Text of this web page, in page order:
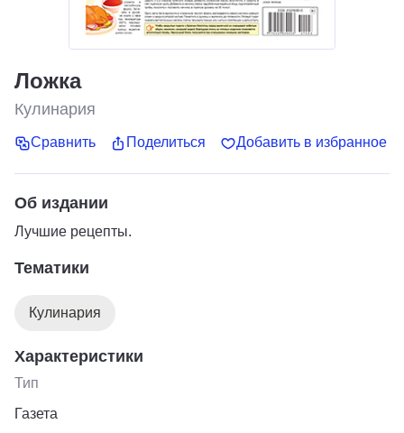
Ложка
Кулинария
Сравнить Поделиться Добавить в избранное
Об издании
Лучшие рецепты.
Тематики
Кулинария
Характеристики
Тип
Газета